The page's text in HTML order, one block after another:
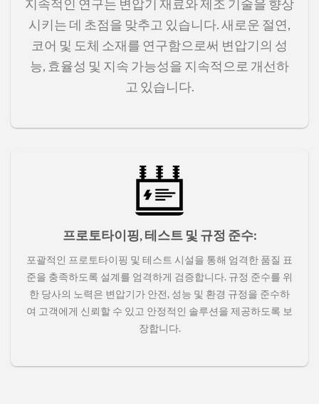
지속적인 연구는 변압기 재료와 제조 기술을 향상
시키는 데 초점을 맞추고 있습니다. 새로운 절연,
코어 및 도체 소재를 연구함으로써 변압기의 성
능, 효율성 및 지속 가능성을 지속적으로 개선하
고 있습니다.
프로토타이핑, 테스트 및 규정 준수:
포괄적인 프로토타이핑 및 테스트 시설을 통해 엄격한 품질 표
준을 충족하도록 설계를 엄격하게 검증합니다. 규정 준수를 위
한 당사의 노력은 변압기가 안전, 성능 및 환경 규정을 준수하
여 고객에게 신뢰할 수 있고 안정적인 솔루션을 제공하도록 보
장합니다.